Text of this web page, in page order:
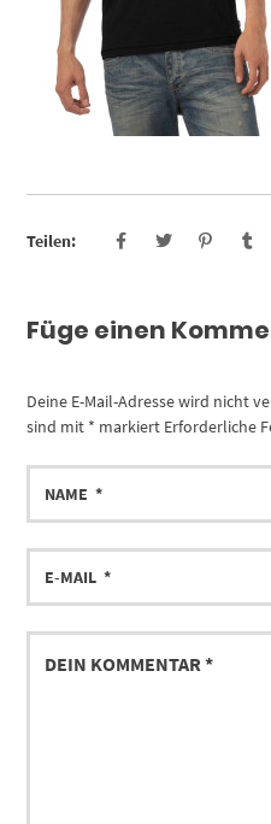
Teilen:
Füge einen
Deine E-Mail-Adresse wird nicht
sind mit * markiert Erforderliche